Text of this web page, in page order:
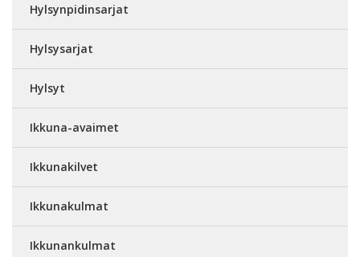
Hylsynpidinsarjat
Hylsysarjat
Hylsyt
Ikkuna-avaimet
Ikkunakilvet
Ikkunakulmat
Ikkunankulmat